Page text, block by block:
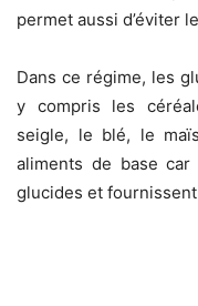
permet aussi d’éviter
Dans ce régime, les
y compris les
seigle, le blé, le
aliments de base
glucides et fournissent